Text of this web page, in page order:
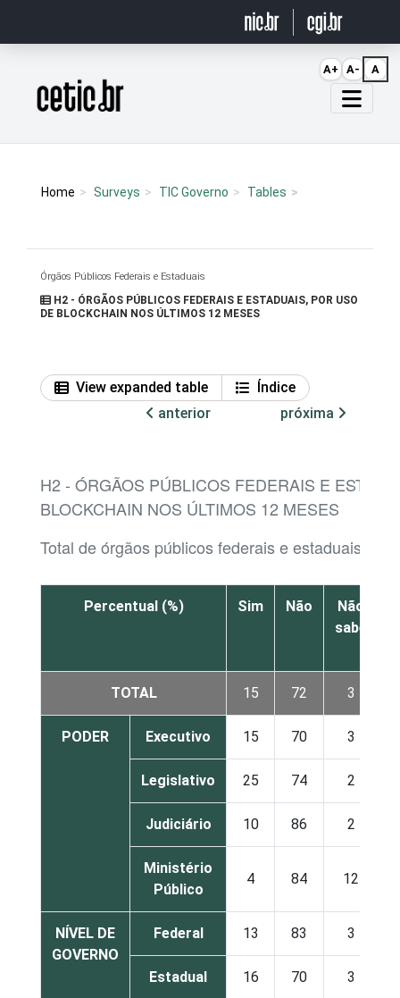
Página inicial
Home Surveys TIC Governo Tables
Órgãos Públicos Federais e Estaduais
H2 - ÓRGÃOS PÚBLICOS FEDERAIS E ESTADUAIS, POR USO
DE BLOCKCHAIN NOS ÚLTIMOS 12 MESES
View expanded table
Índice
anterior
próxima
H2 - ÓRGÃOS PÚBLICOS FEDERAIS E
BLOCKCHAIN NOS ÚLTIMOS 12 MESES
Total de órgãos públicos federais e estaduais
Percentual (%) Sim Não
Não
sabe
TOTAL 15 72 3
PODER Executivo 15 70 3
Legislativo 25 74 2
Judiciário 10 86 2
Ministério
Público
4 84 12
NÍVEL DE
GOVERNO
Federal 13 83 3
Estadual 16 70 3
A+ A- A